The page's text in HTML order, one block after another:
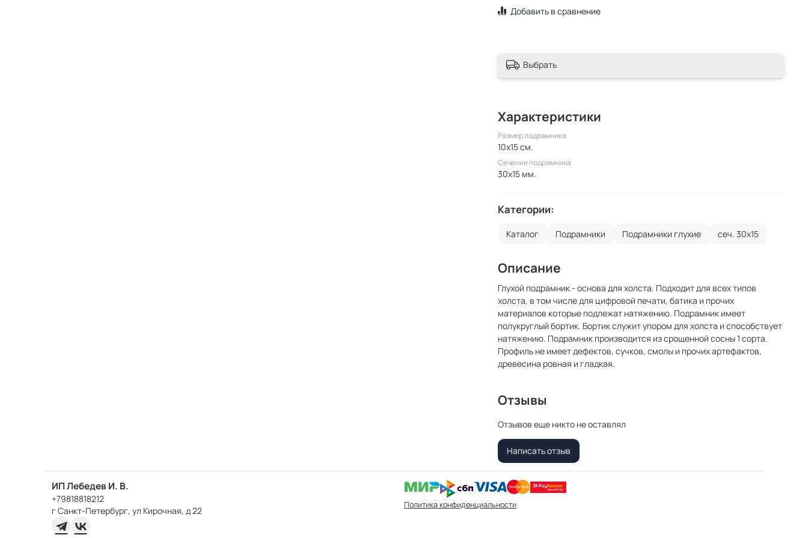
Добавить в сравнение
Выбрать
Характеристики
Размер подрамника
10x15 см.
Сечение подрамника
30x15 мм.
Категории:
Каталог Подрамники Подрамники глухие сеч. 30х15
Описание
Глухой подрамник - основа для холста. Подходит для всех типов
холста, в том числе для цифровой печати, батика и прочих
материалов которые подлежат натяжению. Подрамник имеет
полукруглый бортик. Бортик служит упором для холста и способствует
натяжению. Подрамник производится из срощенной сосны 1 сорта.
Профиль не имеет дефектов, сучков, смолы и прочих артефактов,
древесина ровная и гладкая.
Отзывы
Отзывов еще никто не оставлял
Написать отзыв
ИП Лебедев И. В.
+79818818212
г Санкт-Петербург, ул Кирочная, д 22
Политика конфиденциальности